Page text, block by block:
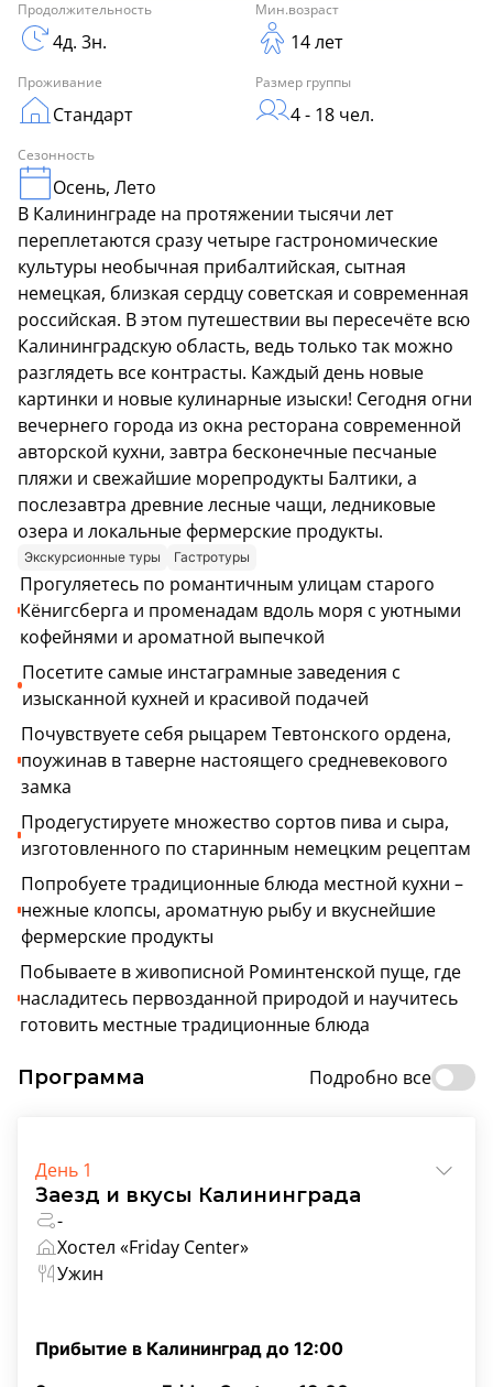
Продолжительность
4д. 3н.
Мин.возраст
14 лет
Проживание
Стандарт
Размер группы
4 - 18 чел.
Сезонность
Осень, Лето
В Калининграде на протяжении тысячи лет
переплетаются сразу четыре гастрономические
культуры необычная прибалтийская, сытная
немецкая, близкая сердцу советская и современная
российская. В этом путешествии вы пересечёте всю
Калининградскую область, ведь только так можно
разглядеть все контрасты. Каждый день новые
картинки и новые кулинарные изыски! Сегодня огни
вечернего города из окна ресторана современной
авторской кухни, завтра бесконечные песчаные
пляжи и свежайшие морепродукты Балтики, а
послезавтра древние лесные чащи, ледниковые
озера и локальные фермерские продукты.
Экскурсионные туры Гастротуры
Прогуляетесь по романтичным улицам старого
Кёнигсберга и променадам вдоль моря с уютными
кофейнями и ароматной выпечкой
Посетите самые инстаграмные заведения с
изысканной кухней и красивой подачей
Почувствуете себя рыцарем Тевтонского ордена,
поужинав в таверне настоящего средневекового
замка
Продегустируете множество сортов пива и сыра,
изготовленного по старинным немецким рецептам
Попробуете традиционные блюда местной кухни –
нежные клопсы, ароматную рыбу и вкуснейшие
фермерские продукты
Побываете в живописной Роминтенской пуще, где
насладитесь первозданной природой и научитесь
готовить местные традиционные блюда
Программа Подробно все
День 1
Заезд и вкусы Калининграда
-
Хостел «Friday Center»
Ужин
Прибытие в Калининград до 12:00